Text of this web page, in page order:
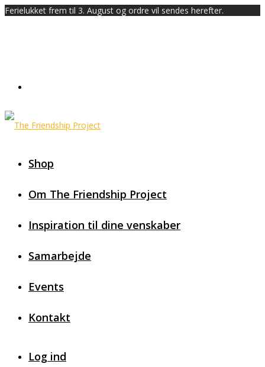
Ferielukket frem til 3. August og ordre vil sendes herefter.
Shop
Om The Friendship Project
Inspiration til dine venskaber
Samarbejde
Events
Kontakt
Log ind